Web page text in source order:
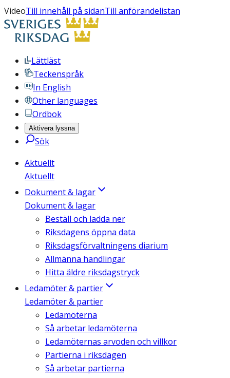
VideoTill innehåll på sidanTill anförandelistan
Lättläst
Teckenspråk
In English
Other languages
Ordbok
Aktivera lyssna
Sök
Aktuellt
Aktuellt
Dokument & lagar
Dokument & lagar
Beställ och ladda ner
Riksdagens öppna data
Riksdagsförvaltningens diarium
Allmänna handlingar
Hitta äldre riksdagstryck
Ledamöter & partier
Ledamöter & partier
Ledamöterna
Så arbetar ledamöterna
Ledamöternas arvoden och villkor
Partierna i riksdagen
Så arbetar partierna